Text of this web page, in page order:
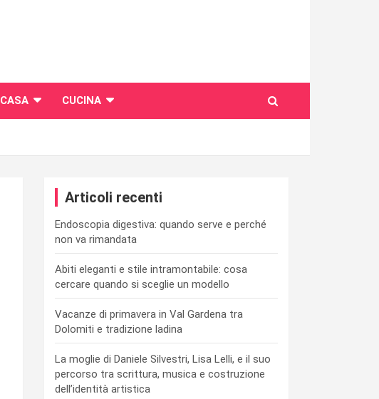
CASA CUCINA
Articoli recenti
Endoscopia digestiva: quando serve e perché
non va rimandata
Abiti eleganti e stile intramontabile: cosa
cercare quando si sceglie un modello
Vacanze di primavera in Val Gardena tra
Dolomiti e tradizione ladina
La moglie di Daniele Silvestri, Lisa Lelli, e il suo
percorso tra scrittura, musica e costruzione
dell’identità artistica